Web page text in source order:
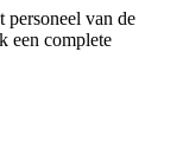
van de
een complete